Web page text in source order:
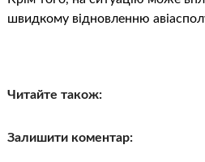
швидкому відновленню
Читайте також:
Залишити коментар: